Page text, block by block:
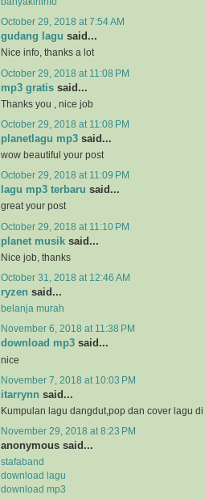
October 29, 2018 at 7:54 AM
gudang lagu said...
Nice info, thanks a lot
October 29, 2018 at 11:08 PM
mp3 gratis said...
Thanks you , nice job
October 29, 2018 at 11:08 PM
planetlagu mp3 said...
wow beautiful your post
October 29, 2018 at 11:09 PM
lagu mp3 terbaru said...
great your post
October 29, 2018 at 11:10 PM
planet musik said...
Nice job, thanks
October 31, 2018 at 12:46 AM
ryzen said...
belanja murah
November 6, 2018 at 11:38 PM
download mp3 said...
nice
November 7, 2018 at 10:03 PM
itarrynn said...
Kumpulan lagu dangdut,pop dan cover lagu di
November 29, 2018 at 8:23 PM
anonymous said...
stafaband
download lagu
download mp3